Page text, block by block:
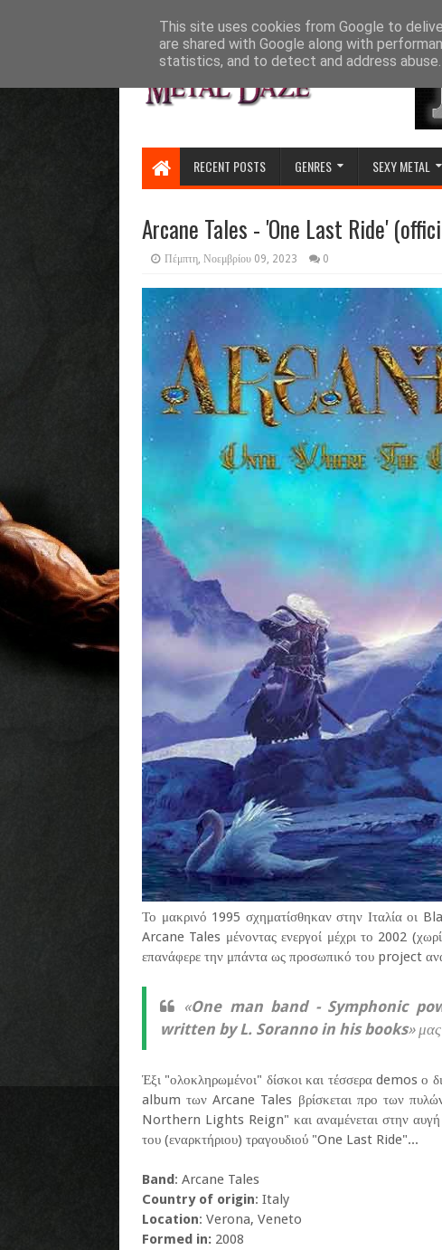
RECENT POSTS GENRES SEXY METAL
Arcane Tales - 'One Last Ride'
Πέμπτη, Νοεμβρίου 09, 2023 0
Το μακρινό 1995 σχηματίσθηκαν στην Ιταλία οι
Arcane Tales μένοντας ενεργοί μέχρι το 2002
επανάφερε την μπάντα ως προσωπικό του project
«One man band - Symphonic
written by L. Soranno in his books»
Έξι "ολοκληρωμένοι" δίσκοι και τέσσερα demos
album των Arcane Tales βρίσκεται προ των
Northern Lights Reign" και αναμένεται στην αυγή
του (εναρκτήριου) τραγουδιού "One Last Ride"...
Band: Arcane Tales
Country of origin: Italy
Location: Verona, Veneto
Formed in: 2008
This site uses cookies from Google to
are shared with Google along with
statistics, and to detect and address abuse.